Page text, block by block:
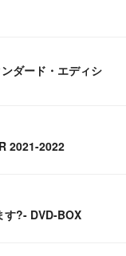
ダード・エディシ
2021-2022
す?- DVD-BOX